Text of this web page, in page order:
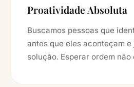
Proatividade Absoluta
Buscamos pessoas que
antes que eles aconteçam e
solução. Esperar ordem não